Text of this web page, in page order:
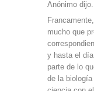
Anónimo
mucho que
y hasta el
parte de lo
de la